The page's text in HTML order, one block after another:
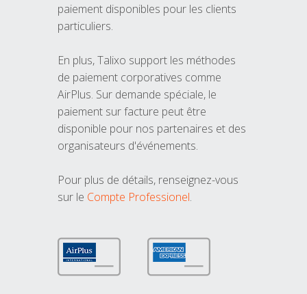
paiement disponibles pour les clients
particuliers.
En plus, Talixo support les méthodes
de paiement corporatives comme
AirPlus. Sur demande spéciale, le
paiement sur facture peut être
disponible pour nos partenaires et des
organisateurs d'événements.
Pour plus de détails, renseignez-vous
sur le Compte Professionel.